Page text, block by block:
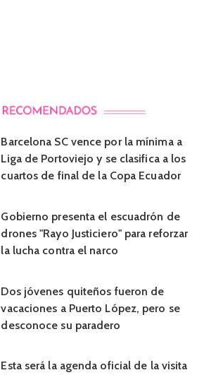
Barcelona SC vence por la mínima a
Liga de Portoviejo y se clasifica a los
cuartos de final de la Copa Ecuador
Gobierno presenta el escuadrón de
drones "Rayo Justiciero" para reforzar
la lucha contra el narco
Dos jóvenes quiteños fueron de
vacaciones a Puerto López, pero se
desconoce su paradero
Esta será la agenda oficial de la visita